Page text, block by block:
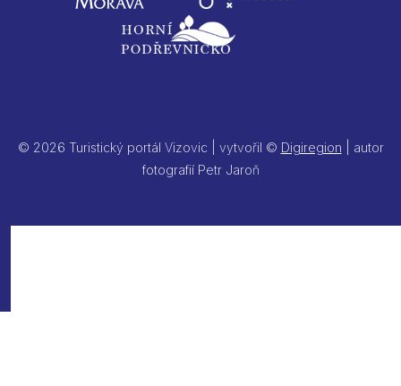
© 2026 Turistický portál Vizovic | vytvořil © Digiregion | autor
fotografií Petr Jaroň